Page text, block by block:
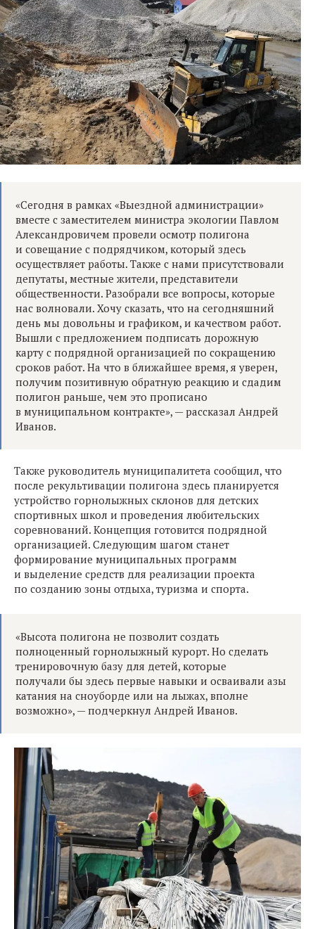
«Сегодня в рамках «Выездной администрации»
вместе с заместителем министра экологии Павлом
Александровичем провели осмотр полигона
и совещание с подрядчиком, который здесь
осуществляет работы. Также с нами присутствовали
депутаты, местные жители, представители
общественности. Разобрали все вопросы, которые
нас волновали. Хочу сказать, что на сегодняшний
день мы довольны и графиком, и качеством работ.
Вышли с предложением подписать дорожную
карту с подрядной организацией по сокращению
сроков работ. На что в ближайшее время, я уверен,
получим позитивную обратную реакцию и сдадим
полигон раньше, чем это прописано
в муниципальном контракте», — рассказал Андрей
Иванов.
Также руководитель муниципалитета сообщил, что
после рекультивации полигона здесь планируется
устройство горнолыжных склонов для детских
спортивных школ и проведения любительских
соревнований. Концепция готовится подрядной
организацией. Следующим шагом станет
формирование муниципальных программ
и выделение средств для реализации проекта
по созданию зоны отдыха, туризма и спорта.
«Высота полигона не позволит создать
полноценный горнолыжный курорт. Но сделать
тренировочную базу для детей, которые
получали бы здесь первые навыки и осваивали азы
катания на сноуборде или на лыжах, вполне
возможно», — подчеркнул Андрей Иванов.